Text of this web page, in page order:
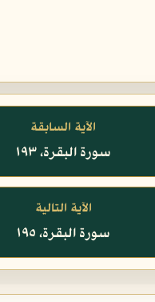
الآية السابقة
سورة البقرة، ١٩٣
الآية التالية
سورة البقرة، ١٩٥